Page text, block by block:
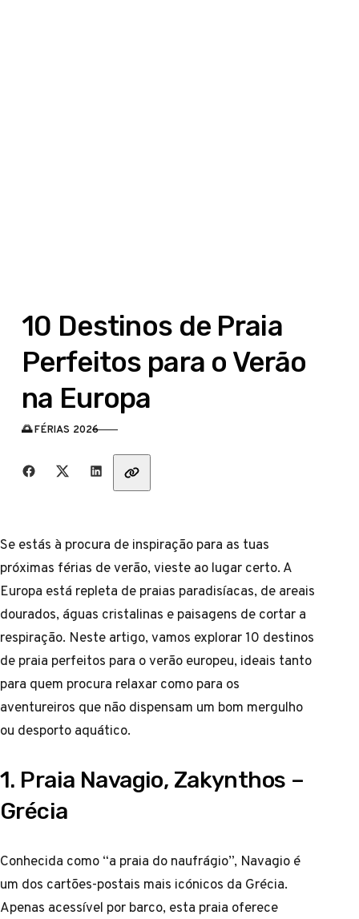
10 Destinos de Praia
Perfeitos para o Verão
na Europa
CATEGORIA
🌅 FÉRIAS 2026
Partilha com amigos
Se estás à procura de inspiração para as tuas
próximas férias de verão, vieste ao lugar certo. A
Europa está repleta de praias paradisíacas, de areais
dourados, águas cristalinas e paisagens de cortar a
respiração. Neste artigo, vamos explorar 10 destinos
de praia perfeitos para o verão europeu, ideais tanto
para quem procura relaxar como para os
aventureiros que não dispensam um bom mergulho
ou desporto aquático.
1. Praia Navagio, Zakynthos –
Grécia
Conhecida como “a praia do naufrágio”, Navagio é
um dos cartões-postais mais icónicos da Grécia.
Apenas acessível por barco, esta praia oferece